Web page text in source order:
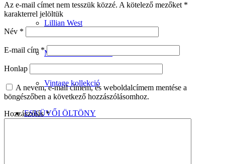
Lillian West
Minimalista kollekció
Vintage kollekció
ESKÜVŐI ÖLTÖNY
Az e-mail címet nem tesszük közzé. A kötelező mezőket *
karakterrel jelöltük
Név *
E-mail cím *
Honlap
A nevem, e-mail címem, és weboldalcímem mentése a
böngészőben a következő hozzászólásomhoz.
Hozzászólás*